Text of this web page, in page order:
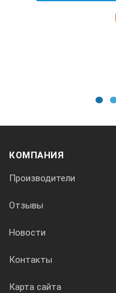
КОМПАНИЯ
Производители
Отзывы
Новости
Контакты
Карта сайта